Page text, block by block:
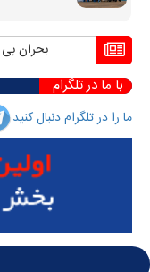
بحران بی
با ما در تلگرام
ما را در تلگرام دنبال کنید